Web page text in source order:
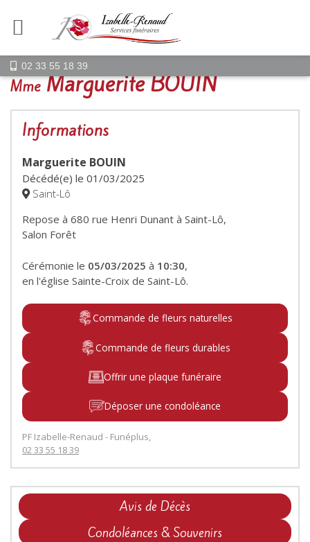
02 33 55 18 39
MmeMarguerite BOUIN
Informations
Marguerite BOUIN
Décédé(e) le 01/03/2025
Saint-Lô
Repose à 680 rue Henri Dunant à Saint-Lô,
Salon Forêt
Cérémonie le 05/03/2025 à 10:30,
en l'église Sainte-Croix de Saint-Lô.
Commande de fleurs naturelles
Commande de fleurs durables
Offrir une plaque funéraire
Déposer une condoléance
PF Izabelle-Renaud - Funéplus,
02 33 55 18 39
Avis de Décès
Condoléances & Souvenirs